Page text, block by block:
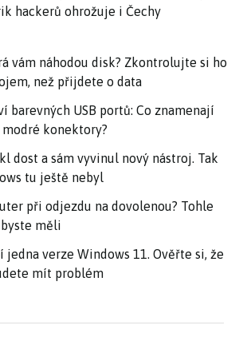
hackerů ohrožuje i Čechy
vám náhodou disk? Zkontrolujte si ho
než přijdete o data
barevných USB portů: Co znamenají
modré konektory?
dost a sám vyvinul nový nástroj. Tak
tu ještě nebyl
při odjezdu na dovolenou? Tohle
měli
verze Windows 11. Ověřte si, že
mít problém